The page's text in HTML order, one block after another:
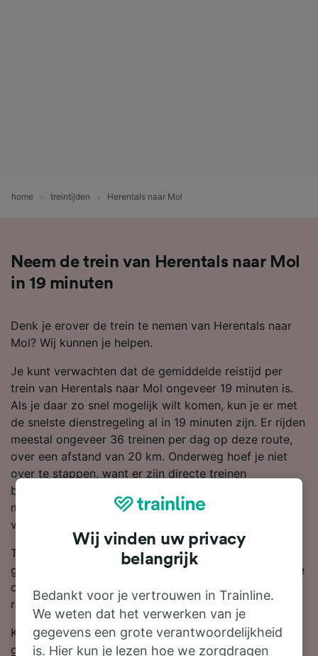
home treintijden Herentals naar Mol
Neem de trein van Herentals naar Mol
in 19 minuten
Denk je erover de trein te nemen van Herentals naar
Mol? Wij kunnen je helpen.
Je kunt verwachten dat de gemiddelde reistijd per
trein van Herentals naar Mol ongeveer 19 minuten is.
Als je daar zo snel mogelijk wilt komen, kun je er met
de snelste dienstregeling al in 19 minuten zijn. Er rijden
meestal ongeveer 36 treinen per dag op deze route,
over een afstand van 20 km. Onderweg hoef je niet
over te stappen, want er zijn directe treinen
beschikbaar van Herentals naar Mol. Je kunt reizen
met een trein van SNCB, want zij zijn het grootste
vervoersbedrijf op deze route.
Treinkaartjes van Herentals naar Mol zijn meestal
goedkoper als je van tevoren boekt dan wanneer je ze
op dezelfde dag koopt. Begin een zoekopdracht in de
reisplanner om de laatste prijzen te bekijken.
Klaar om te boeken? Zoek vandaag nog bij ons naar
goedkope treinkaartjes. Lees verder voor meer
Wij vinden uw privacy
belangrijk
Bedankt voor je vertrouwen in Trainline.
We weten dat het verwerken van je
gegevens een grote verantwoordelijkheid
is. Hier kun je lezen hoe we zorgdragen